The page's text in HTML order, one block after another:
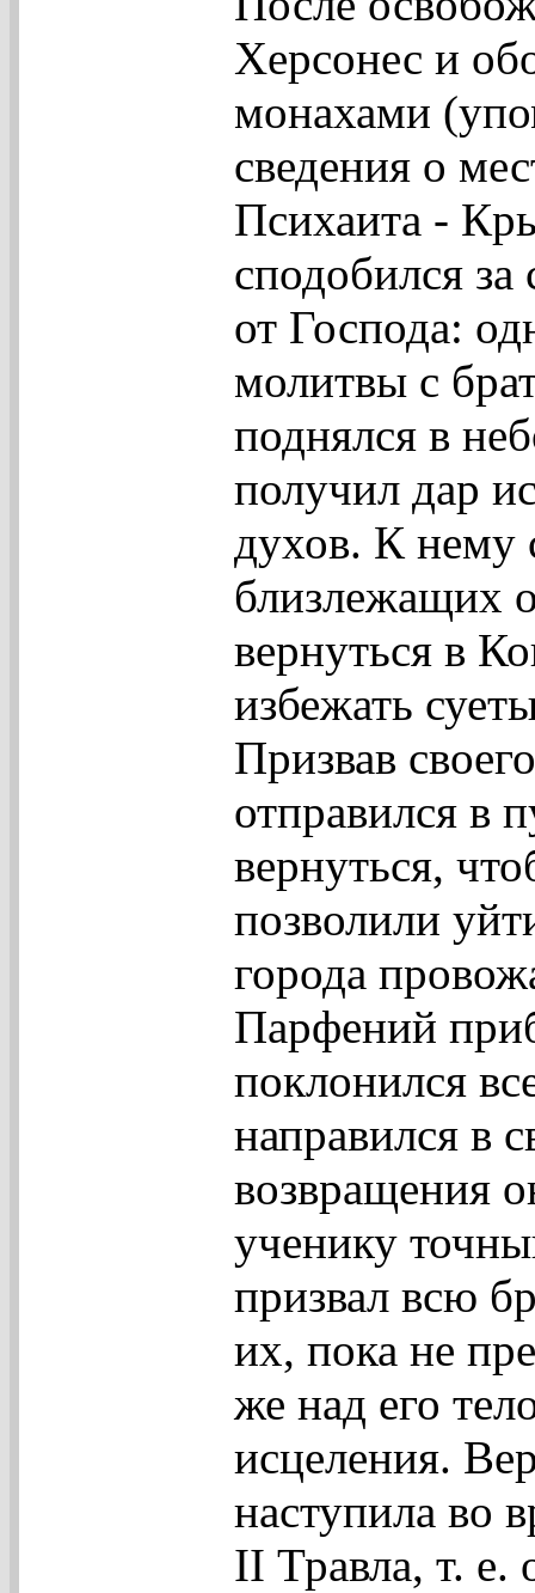
Херсонес и
монахами
сведения о
Психаита -
сподобился
от Господа:
молитвы с
поднялся в
получил дар
духов. К нему
близлежащих
вернуться в
избежать
Призвав
отправился в
вернуться,
позволили
города
Парфений
поклонился
направился в
возвращения
ученику
призвал всю
их, пока не
же над его
исцеления.
наступила во
II Травла, т. е.